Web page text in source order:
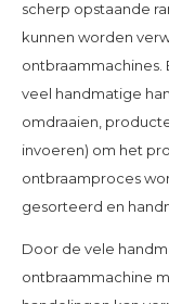
scherp opstaande
kunnen worden
ontbraammachines.
veel handmatige
omdraaien,
invoeren) om het
ontbraamproces
gesorteerd en
Door de vele
ontbraammachine